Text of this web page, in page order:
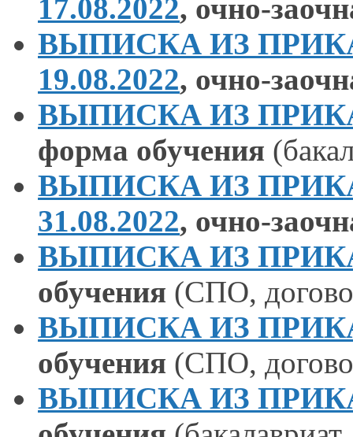
17.08.2022, очно-
ВЫПИСКА ИЗ
19.08.2022, очно-
ВЫПИСКА ИЗ
форма обучения
ВЫПИСКА ИЗ
31.08.2022, очно-
ВЫПИСКА ИЗ
обучения (СПО,
ВЫПИСКА ИЗ
обучения (СПО,
ВЫПИСКА ИЗ